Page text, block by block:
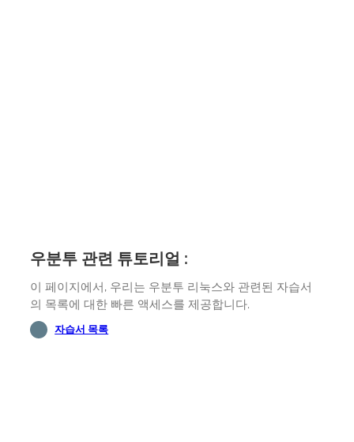
우분투 관련 튜토리얼 :
이 페이지에서, 우리는 우분투 리눅스와 관련된 자습서
의 목록에 대한 빠른 액세스를 제공합니다.
자습서 목록